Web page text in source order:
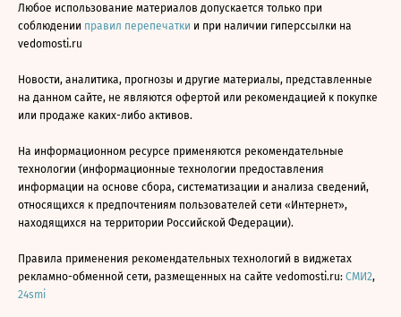
Любое использование материалов допускается только при
соблюдении правил перепечатки и при наличии гиперссылки на
vedomosti.ru
Новости, аналитика, прогнозы и другие материалы, представленные
на данном сайте, не являются офертой или рекомендацией к покупке
или продаже каких-либо активов.
На информационном ресурсе применяются рекомендательные
технологии (информационные технологии предоставления
информации на основе сбора, систематизации и анализа сведений,
относящихся к предпочтениям пользователей сети «Интернет»,
находящихся на территории Российской Федерации).
Правила применения рекомендательных технологий в виджетах
рекламно-обменной сети, размещенных на сайте vedomosti.ru: СМИ2,
24smi